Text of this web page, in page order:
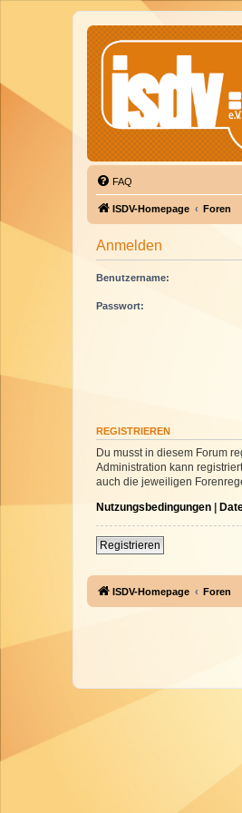
FAQ
ISDV-Homepage Foren
Anmelden
Benutzername:
Passwort:
REGISTRIEREN
Du musst in diesem Forum
Administration kann
auch die jeweiligen
Nutzungsbedingungen |
Registrieren
ISDV-Homepage Foren